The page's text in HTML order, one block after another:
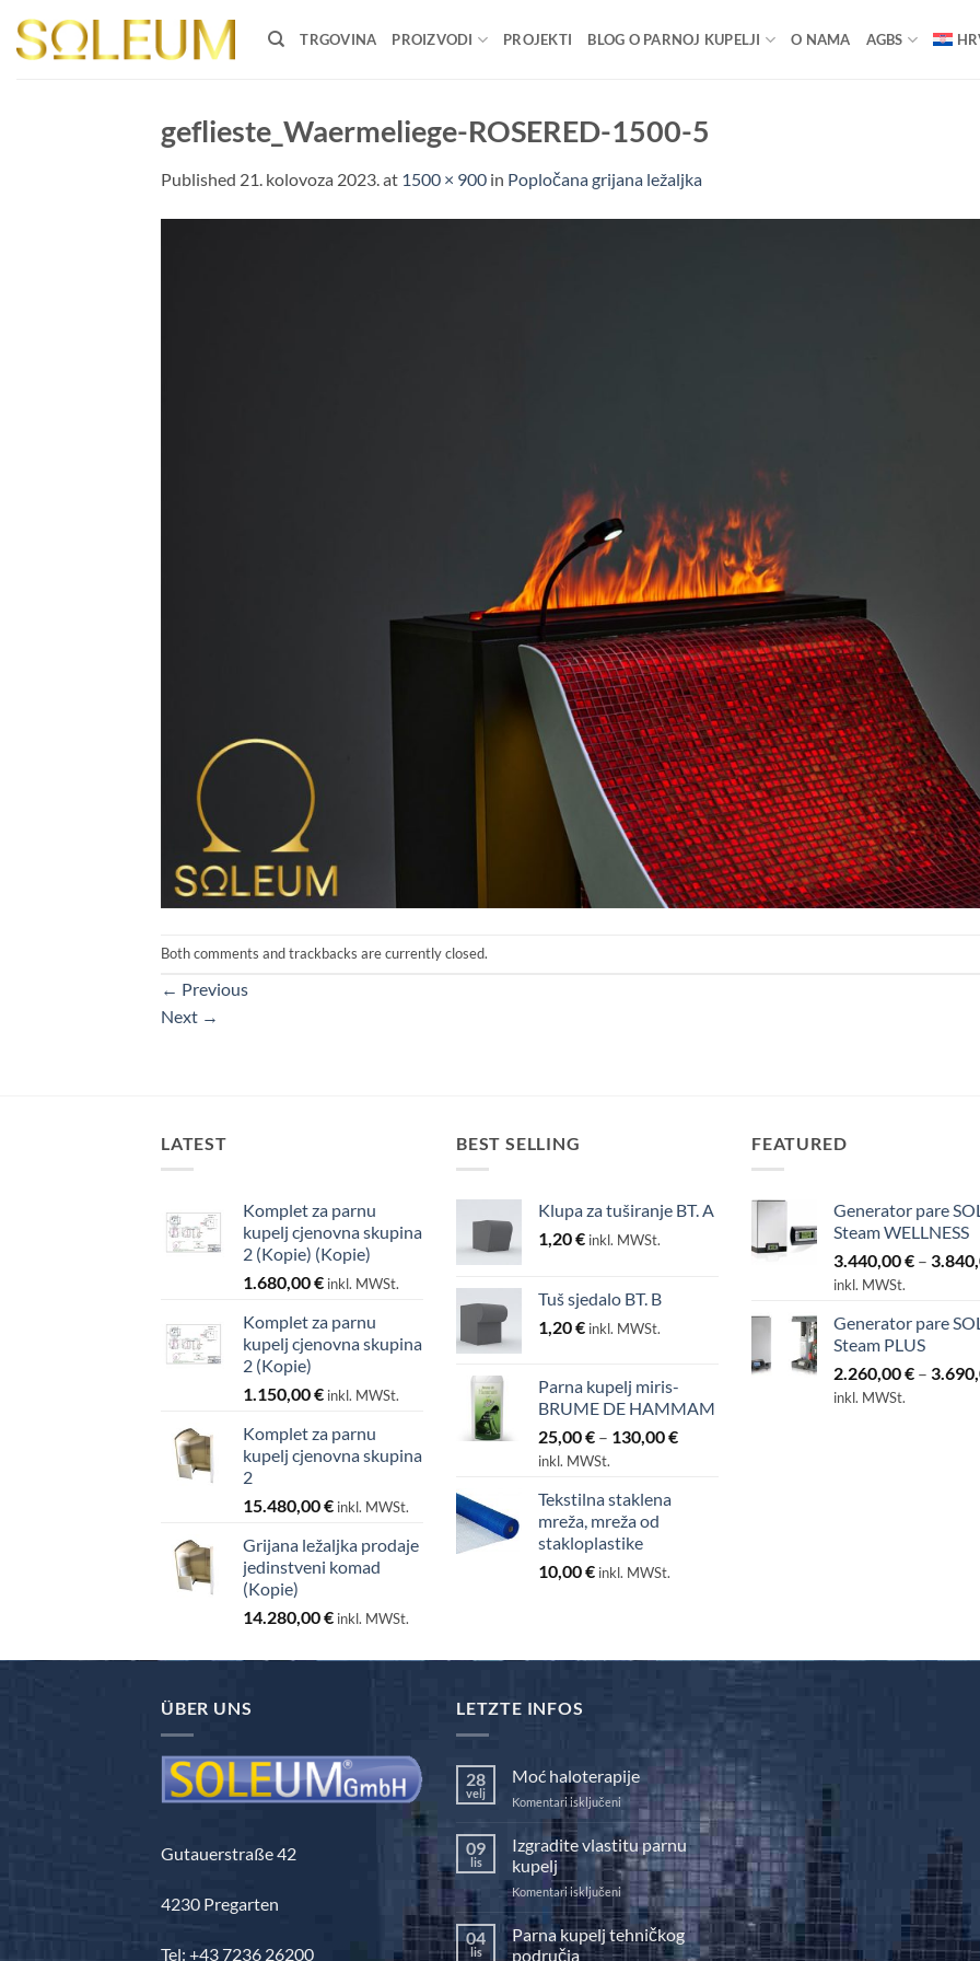
content
TRGOVINA PROIZVODI PROJEKTI BLOG O PARNOJ KUPELJI O NAMA AGBS
geflieste_Waermeliege-ROSERED-1500-5
Published 21. kolovoza 2023. at 1500 × 900 in Popločana grijana ležaljka
Both comments and trackbacks are currently closed.
← Previous
Next →
LATEST
Komplet za parnu
kupelj cjenovna skupina
2 (Kopie) (Kopie)
1.680,00€ inkl. MWSt.
Komplet za parnu
kupelj cjenovna skupina
2 (Kopie)
1.150,00€ inkl. MWSt.
Komplet za parnu
kupelj cjenovna skupina
2
15.480,00€ inkl. MWSt.
Grijana ležaljka prodaje
jedinstveni komad
(Kopie)
14.280,00€ inkl. MWSt.
BEST SELLING
Klupa za tuširanje BT. A
1,20€ inkl. MWSt.
Tuš sjedalo BT. B
1,20€ inkl. MWSt.
Parna kupelj miris-
BRUME DE HAMMAM
25,00€ – 130,00€Raspon
inkl. MWSt.
Tekstilna staklena
mreža, mreža od
stakloplastike
10,00€ inkl. MWSt.
FEATURED
Generator pare
Steam WELLNESS
3.440,00€ –
inkl. MWSt.
Generator pare
Steam PLUS
2.260,00€ –
inkl. MWSt.
ÜBER UNS
Gutauerstraße 42
4230 Pregarten
Tel: +43 7236 26200
LETZTE INFOS
28
velj
Moć haloterapije
Komentari isključeniza
Moć
haloterapije
09
lis
Izgradite vlastitu parnu
kupelj
Komentari isključeni
Izgradite
vlastitu
parnu
04
lis
Parna kupelj tehničkog
područja